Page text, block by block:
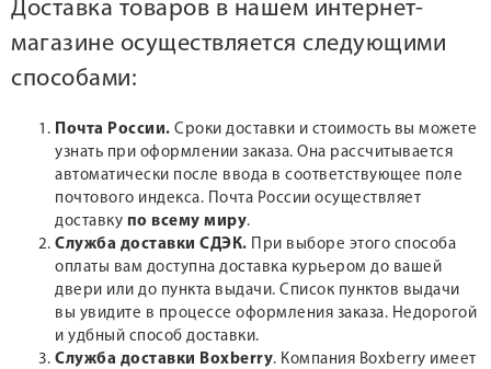
Доставка товаров в нашем интернет-
магазине осуществляется следующими
способами:
Почта России. Сроки доставки и стоимость вы можете
узнать при оформлении заказа. Она рассчитывается
автоматически после ввода в соответствующее поле
почтового индекса. Почта России осуществляет
доставку по всему миру.
Служба доставки СДЭК. При выборе этого способа
оплаты вам доступна доставка курьером до вашей
двери или до пункта выдачи. Список пунктов выдачи
вы увидите в процессе оформления заказа. Недорогой
и удбный способ доставки.
Служба доставки Boxberry. Компания Boxberry имеет